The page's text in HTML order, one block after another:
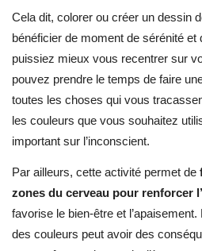
Cela dit, colorer ou créer un dessin
bénéficier de moment de sérénité et
puissiez mieux vous recentrer sur
pouvez prendre le temps de faire
toutes les choses qui vous
les couleurs que vous souhaitez
important sur l’inconscient.
Par ailleurs, cette activité permet de
zones du cerveau pour renforcer
favorise le bien-être et
des couleurs peut avoir des